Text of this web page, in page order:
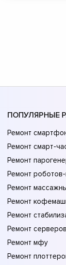
ПОПУЛЯРНЫЕ
Ремонт
Ремонт смарт-
Ремонт
Ремонт
Ремонт
Ремонт
Ремонт
Ремонт серверов
Ремонт мфу
Ремонт